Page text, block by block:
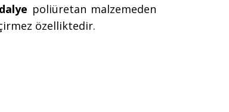
poliüretan malzemeden
özelliktedir.